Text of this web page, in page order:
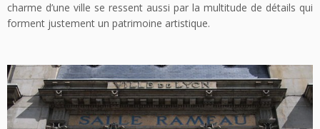
charme d’une ville se ressent aussi par la multitude de détails qui
forment justement un patrimoine artistique.